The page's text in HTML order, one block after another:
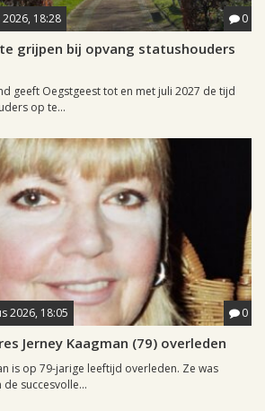
18:28 0
grijpen bij opvang statushouders
geeft Oegstgeest tot en met juli 2027 de tijd
op te...
2026, 18:05 0
Jerney Kaagman (79) overleden
is op 79-jarige leeftijd overleden. Ze was
succesvolle...